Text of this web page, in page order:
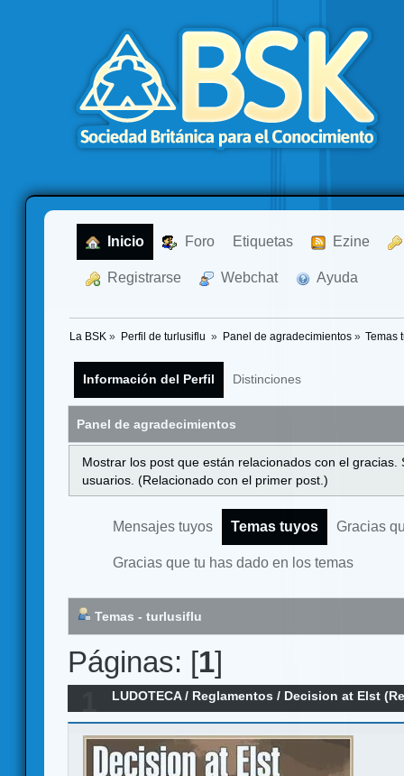
Inicio Foro Etiquetas Ezine
Registrarse Webchat Ayuda
La BSK » Perfil de turlusiflu » Panel de agradecimientos» Temas
Información del Perfil Distinciones
Panel de agradecimientos
Mostrar los post que están relacionados con el
usuarios. (Relacionado con el primer post.)
Mensajes tuyos Temas tuyos Gracias
Gracias que tu has dado en los temas
Temas - turlusiflu
Páginas: [1]
LUDOTECA/ Reglamentos / Decision at Elst